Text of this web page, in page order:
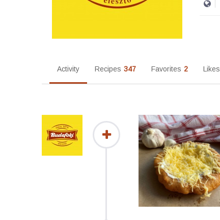
Activity Recipes 347 Favorites 2 Likes